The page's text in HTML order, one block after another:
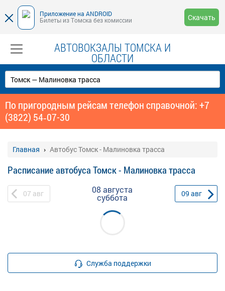
Приложение на ANDROID
Билеты из Томска без комиссии
Скачать
АВТОВОКЗАЛЫ ТОМСКА И
ОБЛАСТИ
По пригородным рейсам телефон справочной: +7
(3822) 54‑07-30
Главная Автобус Томск - Малиновка трасса
Расписание автобуса Томск - Малиновка трасса
07 авг 08 августа
суббота 09 авг
Служба поддержки